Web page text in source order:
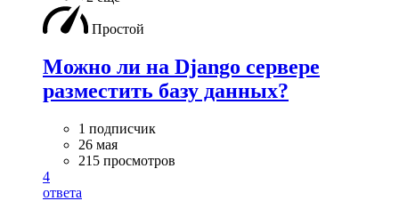
Простой
Можно ли на Django сервере
разместить базу данных?
1 подписчик
26 мая
215 просмотров
4
ответа